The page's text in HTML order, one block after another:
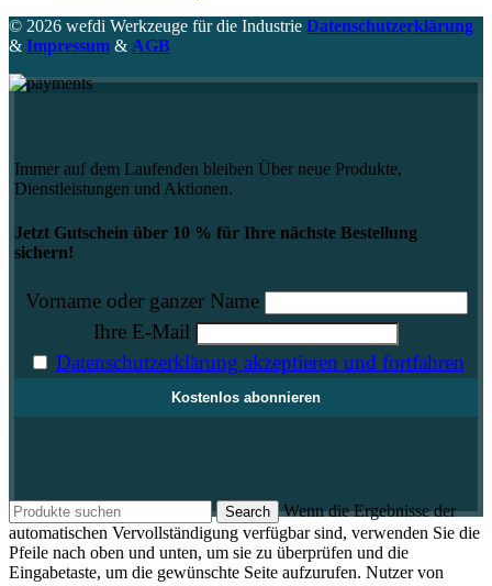
© 2026 wefdi Werkzeuge für die Industrie Datenschutzerklärung
& Impressum & AGB
Immer auf dem Laufenden bleiben Über neue Produkte,
Dienstleistungen und Aktionen.
Jetzt Gutschein über 10 % für Ihre nächste Bestellung
sichern!
Vorname oder ganzer Name
Ihre E-Mail
Datenschutzerklärung akzeptieren und fortfahren
Search
Wenn die Ergebnisse der
automatischen Vervollständigung verfügbar sind, verwenden Sie die
Pfeile nach oben und unten, um sie zu überprüfen und die
Eingabetaste, um die gewünschte Seite aufzurufen. Nutzer von